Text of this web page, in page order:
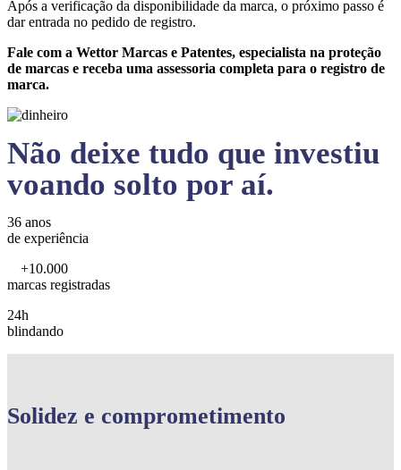
Após a verificação da disponibilidade da marca, o próximo passo é
dar entrada no pedido de registro.
Fale com a Wettor Marcas e Patentes, especialista na proteção
de marcas e receba uma assessoria completa para o registro de
marca.
Não deixe tudo que investiu
voando solto por aí.
36 anos
de experiência
+10.000
marcas registradas
24h
blindando
Solidez e comprometimento